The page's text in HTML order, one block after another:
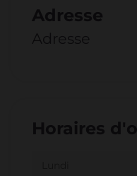
Adresse
Adresse
Horaires